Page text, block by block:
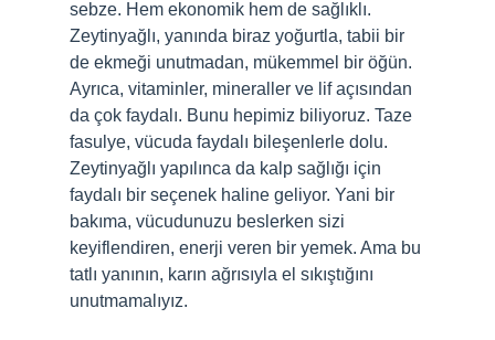
sebze. Hem ekonomik hem de sağlıklı.
Zeytinyağlı, yanında biraz yoğurtla, tabii bir
de ekmeği unutmadan, mükemmel bir öğün.
Ayrıca, vitaminler, mineraller ve lif açısından
da çok faydalı. Bunu hepimiz biliyoruz. Taze
fasulye, vücuda faydalı bileşenlerle dolu.
Zeytinyağlı yapılınca da kalp sağlığı için
faydalı bir seçenek haline geliyor. Yani bir
bakıma, vücudunuzu beslerken sizi
keyiflendiren, enerji veren bir yemek. Ama bu
tatlı yanının, karın ağrısıyla el sıkıştığını
unutmamalıyız.